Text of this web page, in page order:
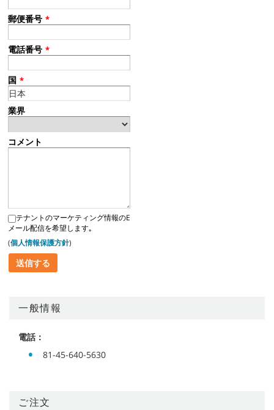
郵便番号 *
電話番号 *
国 *
業界
コメント
テナントのマーケティング情報のE
メール配信を希望します｡
(個人情報保護方針)
一般情報
電話：
81-45-640-5630
ご注文